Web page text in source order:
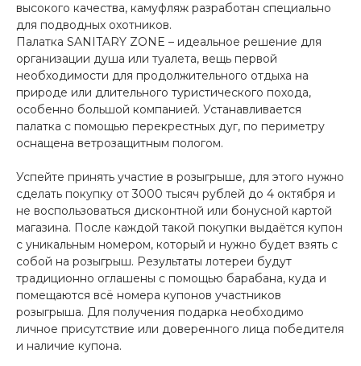
высокого качества, камуфляж разработан специально
для подводных охотников.
Палатка SANITARY ZONE – идеальное решение для
организации душа или туалета, вещь первой
необходимости для продолжительного отдыха на
природе или длительного туристического похода,
особенно большой компанией. Устанавливается
палатка с помощью перекрестных дуг, по периметру
оснащена ветрозащитным пологом.
Успейте принять участие в розыгрыше, для этого нужно
сделать покупку от 3000 тысяч рублей до 4 октября и
не воспользоваться дисконтной или бонусной картой
магазина. После каждой такой покупки выдаётся купон
с уникальным номером, который и нужно будет взять с
собой на розыгрыш. Результаты лотереи будут
традиционно оглашены с помощью барабана, куда и
помещаются всё номера купонов участников
розыгрыша. Для получения подарка необходимо
личное присутствие или доверенного лица победителя
и наличие купона.